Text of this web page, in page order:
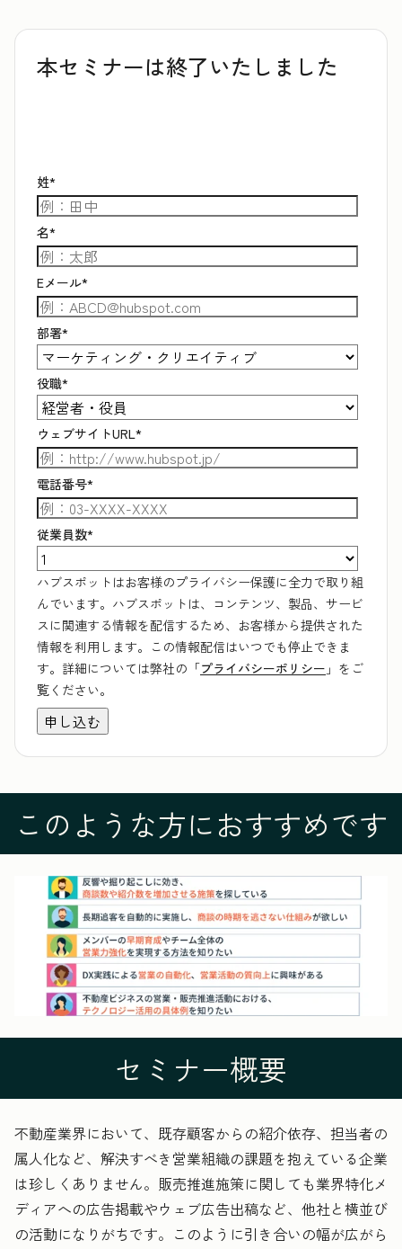
本セミナーは終了いたしました
姓*
名*
Eメール*
部署*
役職*
ウェブサイトURL*
電話番号*
従業員数*
ハブスポットはお客様のプライバシー保護に全力で取り組
んでいます。ハブスポットは、コンテンツ、製品、サービ
スに関連する情報を配信するため、お客様から提供された
情報を利用します。この情報配信はいつでも停止できま
す。詳細については弊社の「プライバシーポリシー 」をご
覧ください。
このような方におすすめです
セミナー概要
不動産業界において、既存顧客からの紹介依存、担当者の
属人化など、解決すべき営業組織の課題を抱えている企業
は珍しくありません。販売推進施策に関しても業界特化メ
ディアへの広告掲載やウェブ広告出稿など、他社と横並び
の活動になりがちです。このように引き合いの幅が広がら